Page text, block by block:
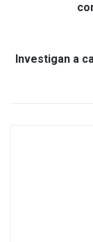
Investigan a